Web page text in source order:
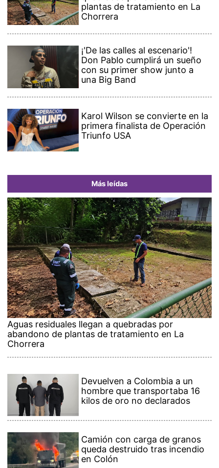
plantas de tratamiento en La
Chorrera
¡'De las calles al escenario'!
Don Pablo cumplirá un sueño
con su primer show junto a
una Big Band
Karol Wilson se convierte en la
primera finalista de Operación
Triunfo USA
Más leídas
Aguas residuales llegan a quebradas por
abandono de plantas de tratamiento en La
Chorrera
Devuelven a Colombia a un
hombre que transportaba 16
kilos de oro no declarados
Camión con carga de granos
queda destruido tras incendio
en Colón